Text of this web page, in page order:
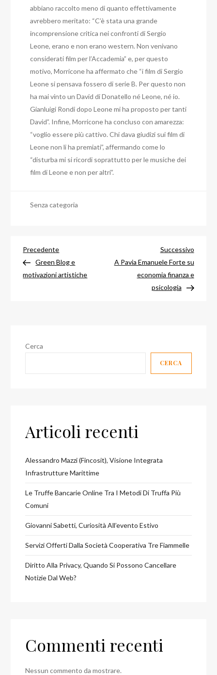
abbiano raccolto meno di quanto effettivamente
avrebbero meritato: “C’è stata una grande
incomprensione critica nei confronti di Sergio
Leone, erano e non erano western. Non venivano
considerati film per l’Accademia” e, per questo
motivo, Morricone ha affermato che “i film di Sergio
Leone si pensava fossero di serie B. Per questo non
ha mai vinto un David di Donatello né Leone, né io.
Gianluigi Rondi dopo Leone mi ha proposto per tanti
David”. Infine, Morricone ha concluso con amarezza:
“voglio essere più cattivo. Chi dava giudizi sui film di
Leone non li ha premiati”, affermando come lo
“disturba mi si ricordi soprattutto per le musiche dei
film di Leone e non per altri”.
Senza categoria
Navigazione
articoli
Articolo
precedente
Precedente
Green Blog e
motivazioni artistiche
Successivo
A Pavia Emanuele Forte su
economia finanza e
psicologia
Cerca
CERCA
Articoli recenti
Alessandro Mazzi (Fincosit), Visione Integrata
Infrastrutture Marittime
Le Truffe Bancarie Online Tra I Metodi Di Truffa Più
Comuni
Giovanni Sabetti, Curiosità All’evento Estivo
Servizi Offerti Dalla Società Cooperativa Tre Fiammelle
Diritto Alla Privacy, Quando Si Possono Cancellare
Notizie Dal Web?
Commenti recenti
Nessun commento da mostrare.